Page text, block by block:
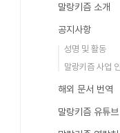
말랑키즘 소개
공지사항
성명 및 활동
말랑키즘 사업
해외 문서 번역
말랑키즘 유튜